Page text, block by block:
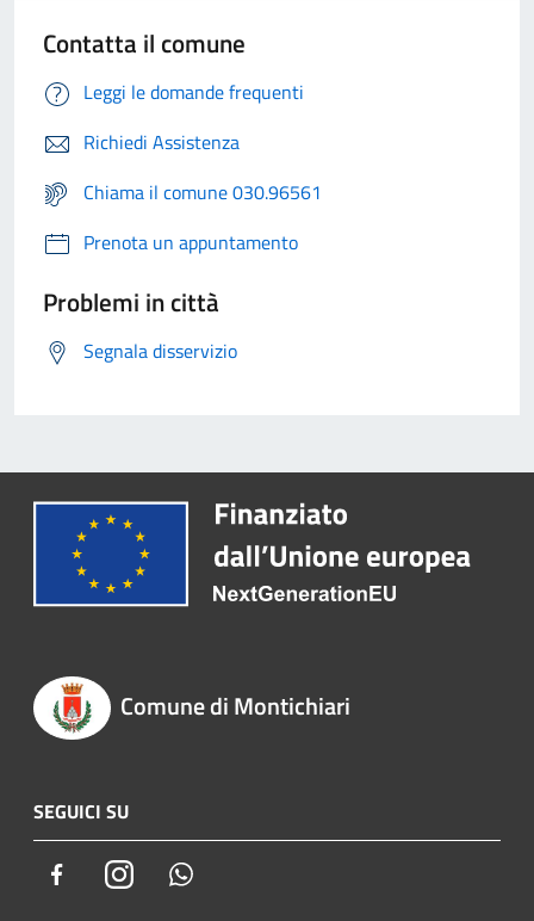
Contatta il comune
Leggi le domande frequenti
Richiedi Assistenza
Chiama il comune 030.96561
Prenota un appuntamento
Problemi in città
Segnala disservizio
Comune di Montichiari
SEGUICI SU
FacebookInstagram